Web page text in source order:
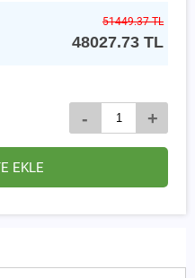
51449.37 TL
48027.73 TL
- +
EKLE